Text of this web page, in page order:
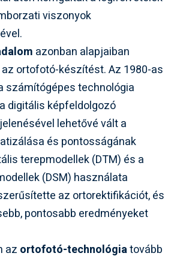
viszonyok
azonban alapjaiban
ortofotó-készítést. Az 1980-as
számítógépes technológia
digitális képfeldolgozó
lehetővé vált a
és pontosságának
terepmodellek (DTM) és a
(DSM) használata
az ortorektifikációt, és
pontosabb eredményeket
az ortofotó-technológiatovább